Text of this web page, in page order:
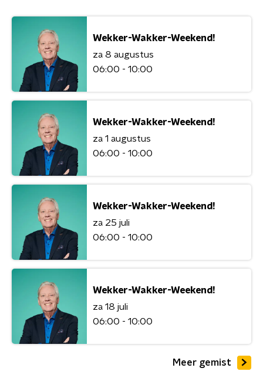
Wekker-Wakker-Weekend!
za 8 augustus
06:00 - 10:00
Wekker-Wakker-Weekend!
za 1 augustus
06:00 - 10:00
Wekker-Wakker-Weekend!
za 25 juli
06:00 - 10:00
Wekker-Wakker-Weekend!
za 18 juli
06:00 - 10:00
Meer gemist